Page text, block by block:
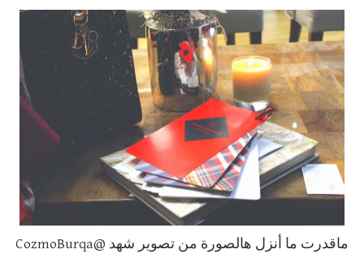
ماقدرت ما أنزل هالصورة من تصوير شهد @CozmoBurqa